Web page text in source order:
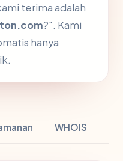
terima adalah
?". Kami
hanya
WHOIS